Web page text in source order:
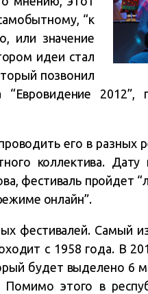
“к
или значение
идеи стал
позвонил
“Евровидение
его в разных
коллектива.
фестиваль пройдет
онлайн”.
фестивалей. Самый
с 1958 года. В
будет выделено 6
этого в